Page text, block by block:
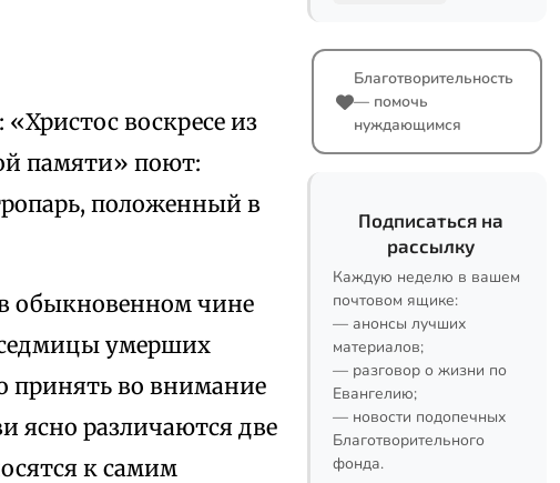
воскресе из
памяти» поют:
положенный в
обыкновенном чине
седмицы умерших
принять во внимание
ясно различаются две
к самим
Благотворительность
— помочь
нуждающимся
Подписаться на
рассылку
Каждую неделю в вашем
почтовом ящике:
— анонсы лучших
материалов;
— разговор о жизни по
Евангелию;
— новости подопечных
Благотворительного
фонда.